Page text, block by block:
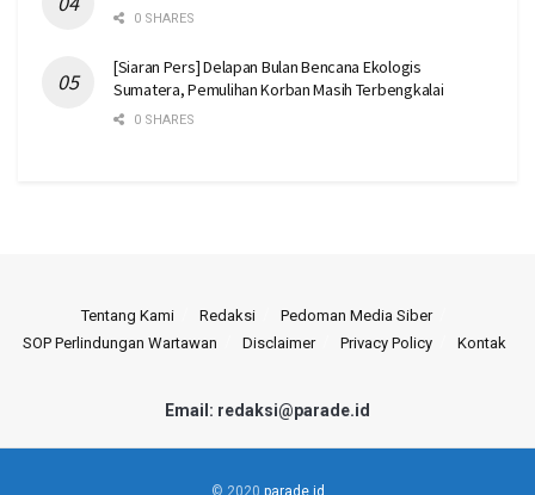
0 SHARES
[Siaran Pers] Delapan Bulan Bencana Ekologis
Sumatera, Pemulihan Korban Masih Terbengkalai
0 SHARES
Tentang Kami Redaksi
Pedoman Media Siber
SOP Perlindungan Wartawan
Disclaimer Privacy Policy Kontak
Email: redaksi@parade.id
© 2020 parade.id